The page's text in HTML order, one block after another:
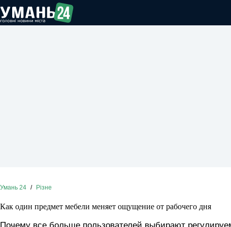
до
вмісту
Умань 24 / Різне
Как один предмет мебели меняет ощущение от рабочего дня